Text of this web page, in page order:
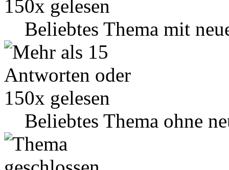
Beliebtes Thema mit
Beliebtes Thema ohne